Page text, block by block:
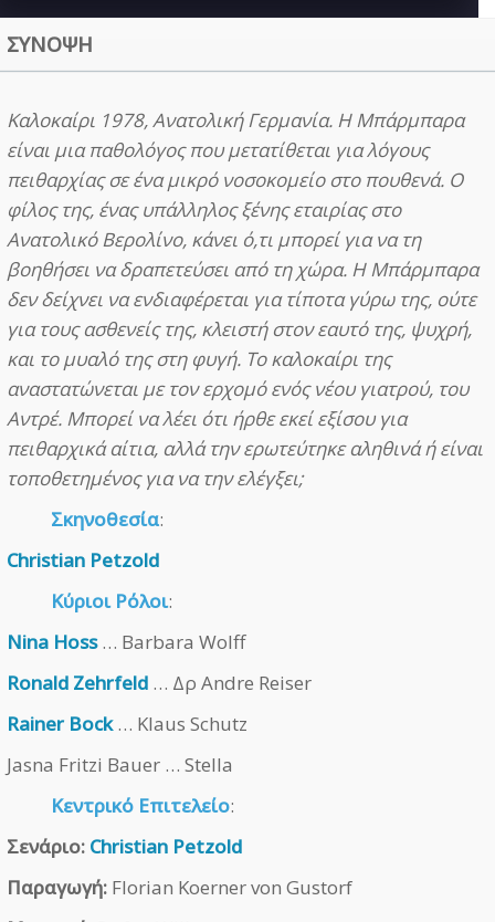
ΣΥΝΟΨΗ
Καλοκαίρι 1978, Ανατολική Γερμανία. Η Μπάρμπαρα
είναι μια παθολόγος που μετατίθεται για λόγους
πειθαρχίας σε ένα μικρό νοσοκομείο στο πουθενά. Ο
φίλος της, ένας υπάλληλος ξένης εταιρίας στο
Ανατολικό Βερολίνο, κάνει ό,τι μπορεί για να τη
βοηθήσει να δραπετεύσει από τη χώρα. Η Μπάρμπαρα
δεν δείχνει να ενδιαφέρεται για τίποτα γύρω της, ούτε
για τους ασθενείς της, κλειστή στον εαυτό της, ψυχρή,
και το μυαλό της στη φυγή. Το καλοκαίρι της
αναστατώνεται με τον ερχομό ενός νέου γιατρού, του
Αντρέ. Μπορεί να λέει ότι ήρθε εκεί εξίσου για
πειθαρχικά αίτια, αλλά την ερωτεύτηκε αληθινά ή είναι
τοποθετημένος για να την ελέγξει;
Σκηνοθεσία:
Christian Petzold
Κύριοι Ρόλοι:
Nina Hoss… Barbara Wolff
Ronald Zehrfeld … Δρ Andre Reiser
Rainer Bock… Klaus Schutz
Jasna Fritzi Bauer … Stella
Κεντρικό Επιτελείο:
Σενάριο: Christian Petzold
Παραγωγή: Florian Koerner von Gustorf